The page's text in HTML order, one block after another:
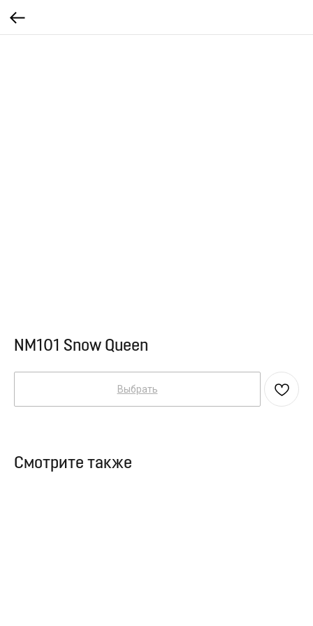
NM101 Snow Queen
Выбрать
Смотрите также